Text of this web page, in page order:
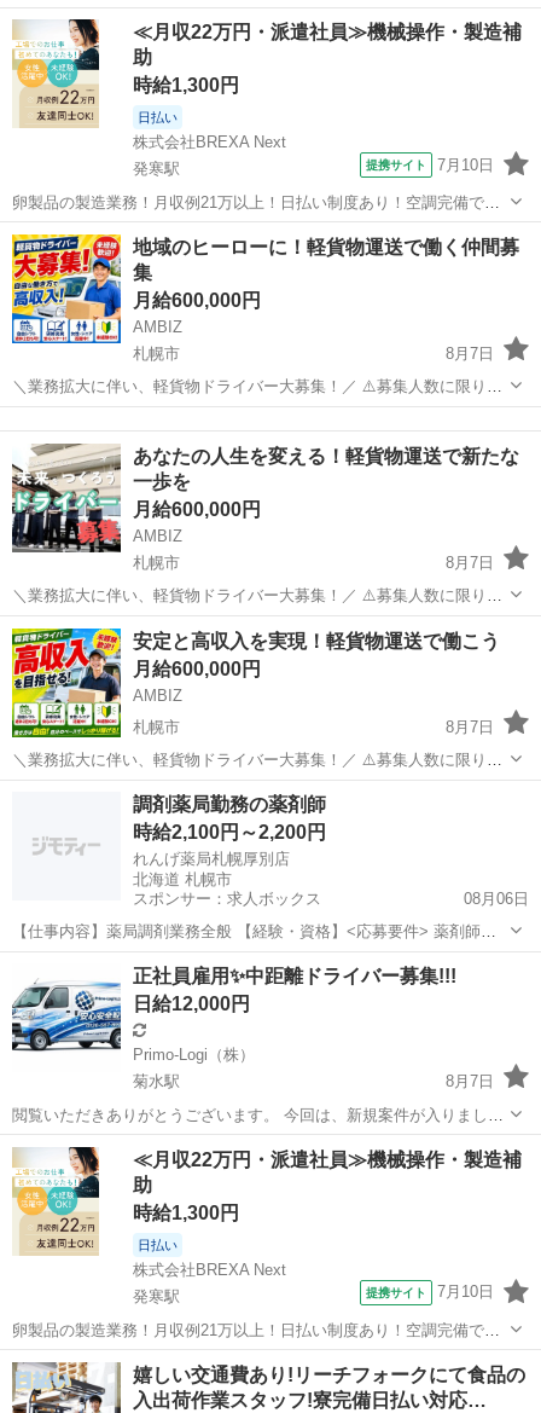
今回募集しているのは… 外 勤 メ イ ン の 仕 事 で す！！ 未経験者大
歓迎!(^^)! 2tトラックやハイエ...
北海道 札幌市 真駒内駅 その他 スタッフ
≪月収22万円・派遣社員≫機械操作・製造補
助
時給1,300円
日払い
株式会社BREXA Next
発寒駅
提携サイト 7月10日
卵製品の製造業務！月収例21万以上！日払い制度あり！空調完備で快
適作業★20代～50代までの男女活躍中！作業着無償貸与★マイカー通
勤OK＆無料駐車場完備！《北海道札幌市》 人気の工場のお仕事 ◇卵
製品の製造業務◇ 作業内...
北海道 札幌市 発寒駅
地域のヒーローに！軽貨物運送で働く仲間募
集
月給600,000円
AMBIZ
札幌市
8月7日
＼業務拡大に伴い、軽貨物ドライバー大募集！／ ⚠️募集人数に限りが
ございます⚠️ 【勤務地】 北海道札幌市白石区本通18-北4-1 ----------------
---- 【報酬】 月収目安28〜60万円 ※...
あなたの⼈⽣を変える！軽貨物運送で新たな
⼀歩を
月給600,000円
AMBIZ
札幌市
8月7日
＼業務拡大に伴い、軽貨物ドライバー大募集！／ ⚠️募集人数に限りが
ございます⚠️ 【勤務地】 北海道札幌市東区東雁来五条1-4-1 ---------------
----- 【報酬】 月収目安28〜60万円 ※...
北海道 札幌市 物流 貨物
安定と⾼収⼊を実現！軽貨物運送で働こう
月給600,000円
AMBIZ
札幌市
8月7日
＼業務拡大に伴い、軽貨物ドライバー大募集！／ ⚠️募集人数に限りが
ございます⚠️ 【勤務地】 北海道札幌市西区八軒十条西10-444 ------------
-------- 【報酬】 月収目安28〜60万円 ...
札幌市 物流 貨物
調剤薬局勤務の薬剤師
時給2,100円～2,200円
れんげ薬局札幌厚別店
北海道 札幌市
スポンサー：求人ボックス
08月06日
【仕事内容】薬局調剤業務全般 【経験・資格】<応募要件> 薬剤師免
許 2年以上の経験者 年齢・ブランク不問 【給与】時給 2,100円 〜
2,200円 <給与の備考> 交通費別途支給 昇給 年1回(業績による) 試用期
間6ヶ月(...
アルバイト・パート
正社員雇用✨中距離ドライバー募集!!!
日給12,000円
Primo-Logi（株）
菊水駅
8月7日
閲覧いただきありがとうございます。 今回は、新規案件が入りました
ので募集します！ いまリゾート地としてバブルとなりつつある ニセコ
方面への配送業務となります。 1人で気楽に仕事に集中出来ます！ 運
転好きの方にはもってこ...
北海道 札幌市 菊水駅 ドライバー 荷主
≪月収22万円・派遣社員≫機械操作・製造補
助
時給1,300円
日払い
株式会社BREXA Next
発寒駅
提携サイト 7月10日
卵製品の製造業務！月収例21万以上！日払い制度あり！空調完備で快
適作業★20代～50代までの男女活躍中！作業着無償貸与★マイカー通
勤OK＆無料駐車場完備！《北海道札幌市》 人気の工場のお仕事 ◇卵
製品の製造業務◇ 作業内...
北海道 札幌市 発寒駅 その他
嬉しい交通費あり!リーチフォークにて食品の
入出荷作業スタッフ!寮完備日払い対応…